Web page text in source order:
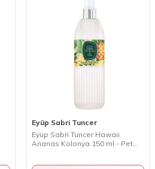
Eyüp Sabri Tuncer
Eyüp Sabri Tuncer Hawaii
Ananas Kolonya 150 ml - Pet